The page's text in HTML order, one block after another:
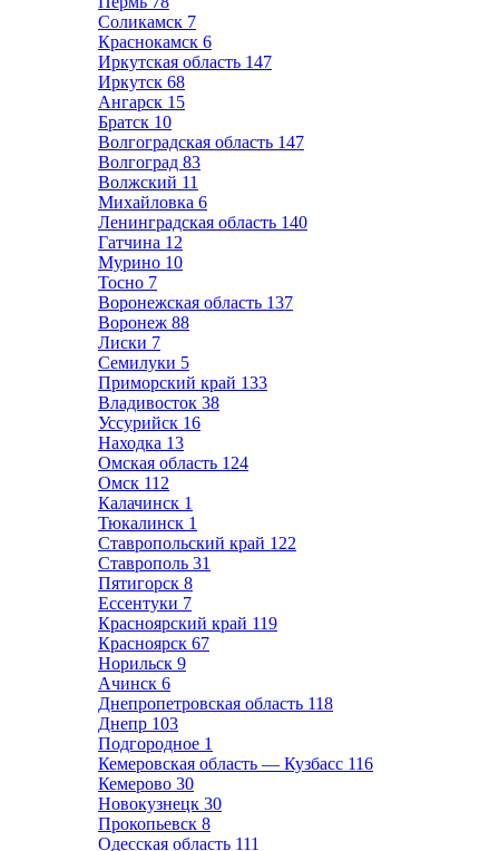
Соликамск 7
Краснокамск 6
Иркутская область 147
Иркутск 68
Ангарск 15
Братск 10
Волгоградская область 147
Волгоград 83
Волжский 11
Михайловка 6
Ленинградская область 140
Гатчина 12
Мурино 10
Тосно 7
Воронежская область 137
Воронеж 88
Лиски 7
Семилуки 5
Приморский край 133
Владивосток 38
Уссурийск 16
Находка 13
Омская область 124
Омск 112
Калачинск 1
Тюкалинск 1
Ставропольский край 122
Ставрополь 31
Пятигорск 8
Ессентуки 7
Красноярский край 119
Красноярск 67
Норильск 9
Ачинск 6
Днепропетровская область 118
Днепр 103
Подгородное 1
Кемеровская область — Кузбасс 116
Кемерово 30
Новокузнецк 30
Прокопьевск 8
Одесская область 111